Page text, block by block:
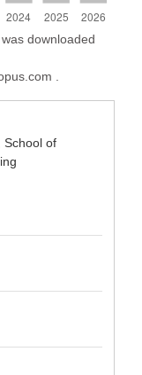
downloaded
.
School of